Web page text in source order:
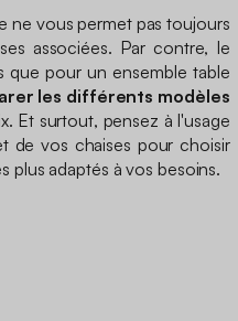
ne vous permet pas toujours
associées. Par contre, le
que pour un ensemble table
les différents modèles
Et surtout, pensez à l'usage
de vos chaises pour choisir
plus adaptés à vos besoins.